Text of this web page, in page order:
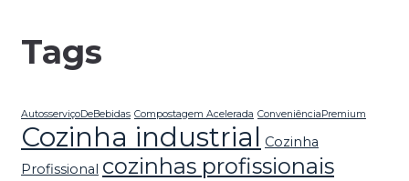
Tags
AutosserviçoDeBebidas Compostagem Acelerada ConveniênciaPremium
Cozinha industrial Cozinha
Profissional cozinhas profissionais